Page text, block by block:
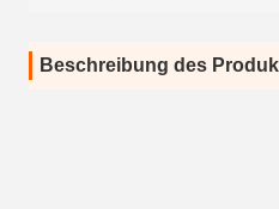
Beschreibung des